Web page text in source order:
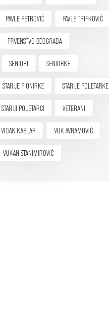
PAVLE PETROVIĆ PAVLE TRIFKOVIĆ
PRVENSTVO BEOGRADA
SENIORI SENIORKE
STARIJE PIONIRKE STARIJE POLETARKE
STARIJI POLETARCI VETERANI
VIDAK KABLAR VUK AVRAMOVIĆ
VUKAN STANIMIROVIĆ